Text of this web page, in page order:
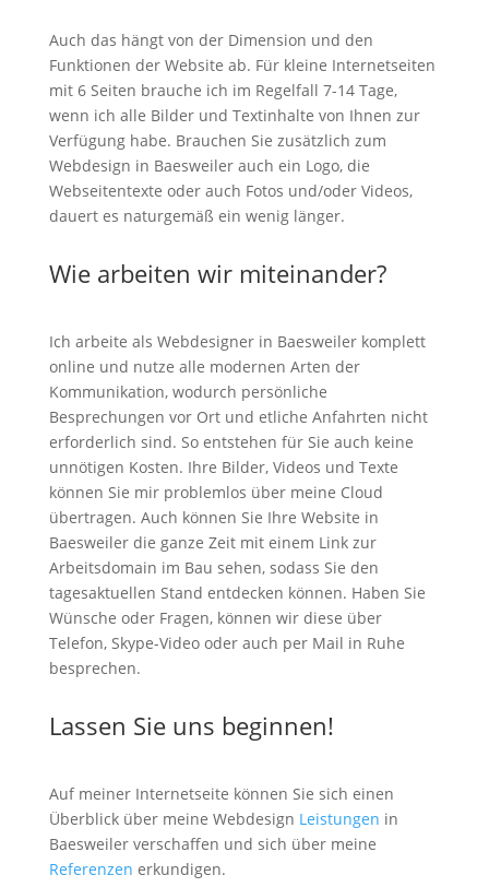
Auch das hängt von der Dimension und den
Funktionen der Website ab. Für kleine Internetseiten
mit 6 Seiten brauche ich im Regelfall 7-14 Tage,
wenn ich alle Bilder und Textinhalte von Ihnen zur
Verfügung habe. Brauchen Sie zusätzlich zum
Webdesign in Baesweiler auch ein Logo, die
Webseitentexte oder auch Fotos und/oder Videos,
dauert es naturgemäß ein wenig länger.
Wie arbeiten wir miteinander?
Ich arbeite als Webdesigner in Baesweiler komplett
online und nutze alle modernen Arten der
Kommunikation, wodurch persönliche
Besprechungen vor Ort und etliche Anfahrten nicht
erforderlich sind. So entstehen für Sie auch keine
unnötigen Kosten. Ihre Bilder, Videos und Texte
können Sie mir problemlos über meine Cloud
übertragen. Auch können Sie Ihre Website in
Baesweiler die ganze Zeit mit einem Link zur
Arbeitsdomain im Bau sehen, sodass Sie den
tagesaktuellen Stand entdecken können. Haben Sie
Wünsche oder Fragen, können wir diese über
Telefon, Skype-Video oder auch per Mail in Ruhe
besprechen.
Lassen Sie uns beginnen!
Auf meiner Internetseite können Sie sich einen
Überblick über meine Webdesign Leistungen in
Baesweiler verschaffen und sich über meine
Referenzen erkundigen.